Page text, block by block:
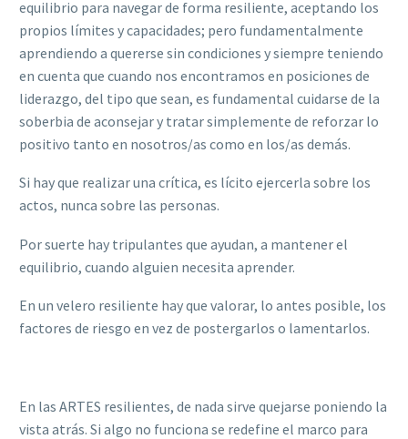
equilibrio para navegar de forma resiliente, aceptando los
propios límites y capacidades; pero fundamentalmente
aprendiendo a quererse sin condiciones y siempre teniendo
en cuenta que cuando nos encontramos en posiciones de
liderazgo, del tipo que sean, es fundamental cuidarse de la
soberbia de aconsejar y tratar simplemente de reforzar lo
positivo tanto en nosotros/as como en los/as demás.
Si hay que realizar una crítica, es lícito ejercerla sobre los
actos, nunca sobre las personas.
Por suerte hay tripulantes que ayudan, a mantener el
equilibrio, cuando alguien necesita aprender.
En un velero resiliente hay que valorar, lo antes posible, los
factores de riesgo en vez de postergarlos o lamentarlos.
En las ARTES resilientes, de nada sirve quejarse poniendo la
vista atrás. Si algo no funciona se redefine el marco para